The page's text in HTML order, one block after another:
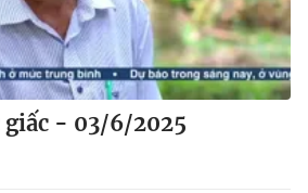
giấc - 03/6/2025